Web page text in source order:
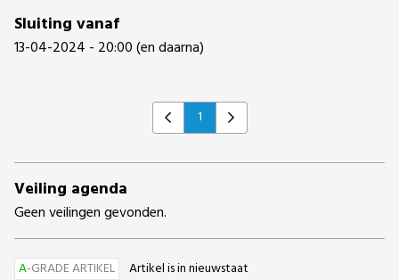
Sluiting vanaf
13-04-2024 - 20:00 (en daarna)
Previous
1 Next
Veiling agenda
Geen veilingen gevonden.
A-GRADE ARTIKEL
Artikel is in nieuwstaat